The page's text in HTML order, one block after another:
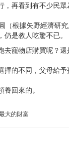
再看到有不少民
根據矢野經濟研
是教人吃驚不已。
寵物店購買呢？
的不同，父母給予
回來的。
大的財富